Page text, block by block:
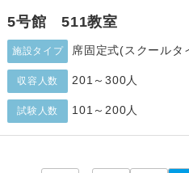
5号館 511教室
施設タイプ 席固定式(スクールタ
収容人数 201～300人
試験人数 101～200人